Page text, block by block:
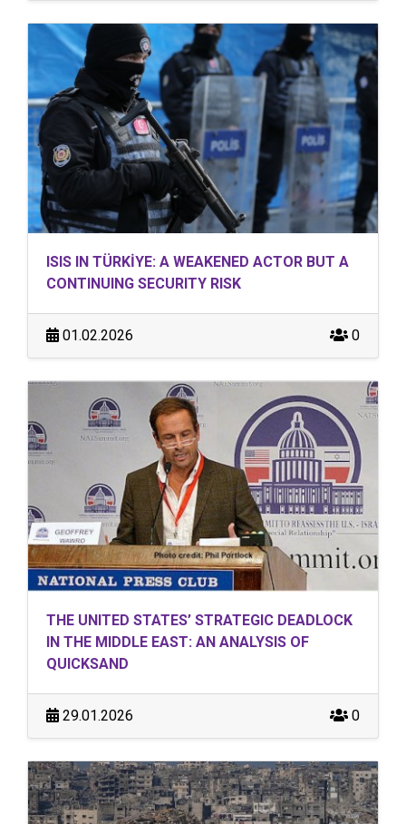
ISIS IN TÜRKİYE: A WEAKENED ACTOR BUT A
CONTINUING SECURITY RISK
01.02.2026 0
THE UNITED STATES’ STRATEGIC DEADLOCK
IN THE MIDDLE EAST: AN ANALYSIS OF
QUICKSAND
29.01.2026 0